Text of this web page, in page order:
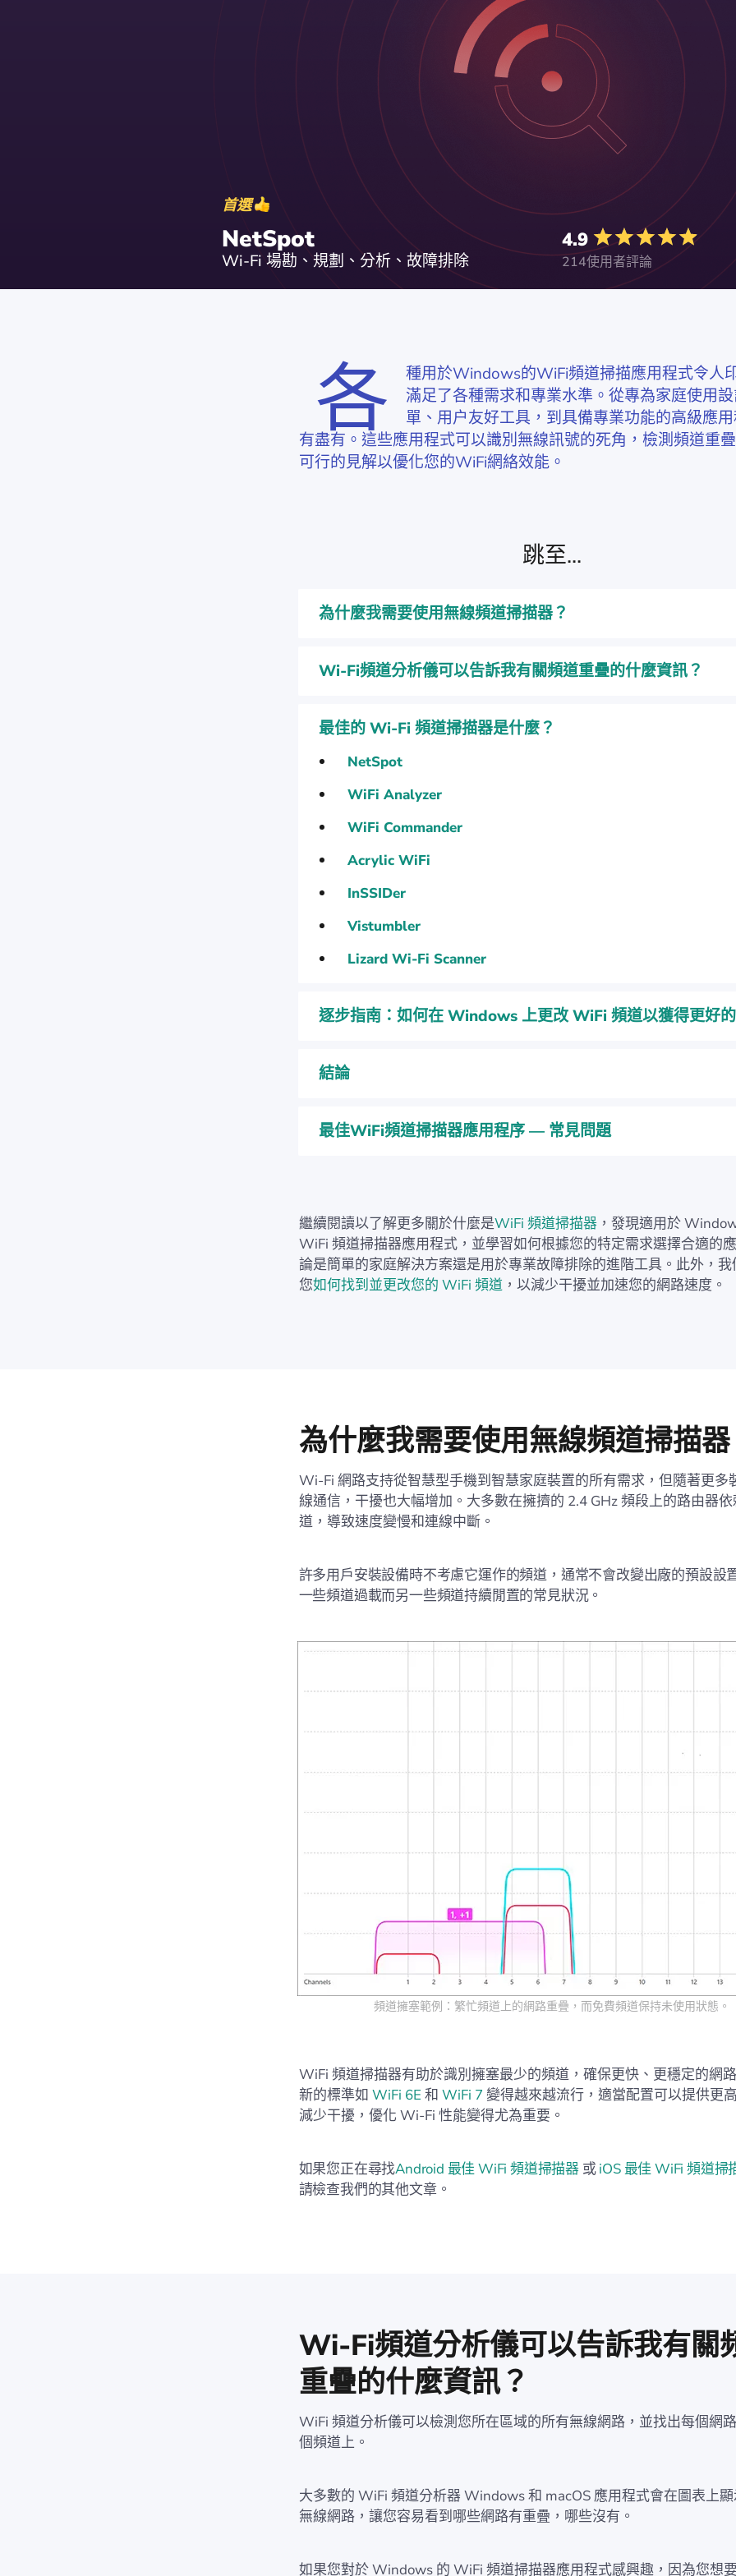
首選
NetSpot
Wi-Fi 場勘、規劃、分析、故障排除
4.9
214使用者評論
各
種用於Windows的WiFi頻道掃描應用程式令人
滿足了各種需求和專業水準。從專為家庭使用
單、用户友好工具，到具備專業功能的高級應
有盡有。這些應用程式可以識別無線訊號的死角，檢測頻道重
可行的見解以優化您的WiFi網絡效能。
跳至...
為什麼我需要使用無線頻道掃描器？
Wi-Fi頻道分析儀可以告訴我有關頻道重疊的什麼資訊？
最佳的 Wi-Fi 頻道掃描器是什麼？
NetSpot
WiFi Analyzer
WiFi Commander
Acrylic WiFi
InSSIDer
Vistumbler
Lizard Wi-Fi Scanner
逐步指南：如何在 Windows 上更改 WiFi 頻道以獲得更好
結論
最佳WiFi頻道掃描器應用程序 — 常見問題
繼續閱讀以了解更多關於什麼是WiFi 頻道掃描器，發現適用於
WiFi 頻道掃描器應用程式，並學習如何根據您的特定需求選擇合適的
論是簡單的家庭解決方案還是用於專業故障排除的進階工具。此外，
您如何找到並更改您的 WiFi 頻道，以減少干擾並加速您的網路速度。
為什麼我需要使用無線頻道掃描
Wi-Fi 網路支持從智慧型手機到智慧家庭裝置的所有需求，但隨著更多
線通信，干擾也大幅增加。大多數在擁擠的 2.4 GHz 頻段上的路由器
道，導致速度變慢和連線中斷。
許多用戶安裝設備時不考慮它運作的頻道，通常不會改變出廠的預設設
一些頻道過載而另一些頻道持續閒置的常見狀況。
頻道擁塞範例：繁忙頻道上的網路重疊，而免費頻道保持未使用狀態。
WiFi 頻道掃描器有助於識別擁塞最少的頻道，確保更快、更穩定的網
新的標準如 WiFi 6E 和 WiFi 7 變得越來越流行，適當配置可以提供更
減少干擾，優化 Wi-Fi 性能變得尤為重要。
如果您正在尋找Android 最佳 WiFi 頻道掃描器 或iOS 最佳 WiFi 頻道掃
請檢查我們的其他文章。
Wi-Fi頻道分析儀可以告訴我有關
重疊的什麼資訊？
WiFi 頻道分析儀可以檢測您所在區域的所有無線網路，並找出每個網
個頻道上。
大多數的 WiFi 頻道分析器 Windows 和 macOS 應用程式會在圖表上
無線網路，讓您容易看到哪些網路有重疊，哪些沒有。
如果您對於 Windows 的 WiFi 頻道掃描器應用程式感興趣，因為您想